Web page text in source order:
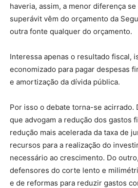
haveria, assim, a menor diferença
superávit vêm do orçamento da
outra fonte qualquer do orçamento.
Interessa apenas o resultado fiscal,
economizado para pagar despesas
e amortização da dívida pública.
Por isso o debate torna-se acirrado.
que advogam a redução dos gastos
redução mais acelerada da taxa de
recursos para a realização do
necessário ao crescimento. Do
defensores do corte lento e
e de reformas para reduzir gastos